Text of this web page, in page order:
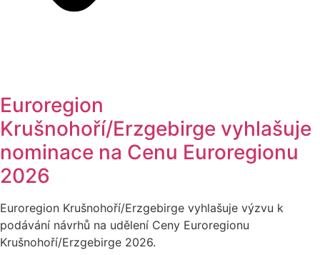
Euroregion
Krušnohoří/Erzgebirge vyhlašuje
nominace na Cenu Euroregionu
2026
Euroregion Krušnohoří/Erzgebirge vyhlašuje výzvu k
podávání návrhů na udělení Ceny Euroregionu
Krušnohoří/Erzgebirge 2026.